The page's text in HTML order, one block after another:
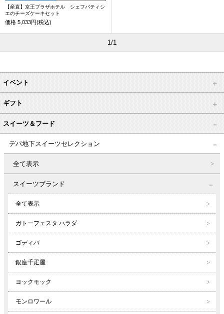
【産直】京王プラザホテル シェフパティシ
エのチーズケーキセット
価格 5,033円(税込)
1/1
イベント
ギフト
スイーツ＆フード
デパ地下スイーツセレクション
全て表示
スイーツブランド
全て表示
ガトーフェスタ ハラダ
ゴディバ
銀座千疋屋
ヨックモック
モンロワール